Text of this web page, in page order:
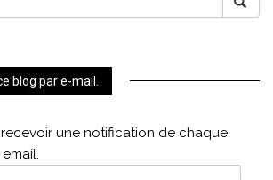
blog par e-mail.
une notification de chaque